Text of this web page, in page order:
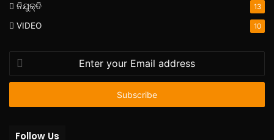
ନିଯୁକ୍ତି 13
VIDEO 10
your
Email
Follow Us